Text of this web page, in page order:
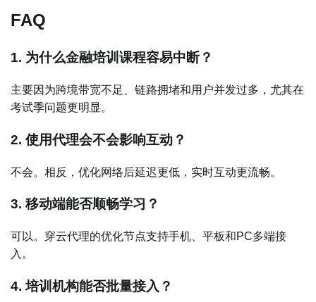
FAQ
1. 为什么金融培训课程容易中断？
主要因为跨境带宽不足、链路拥堵和用户并发过多，尤其在
考试季问题更明显。
2. 使用代理会不会影响互动？
不会。相反，优化网络后延迟更低，实时互动更流畅。
3. 移动端能否顺畅学习？
可以。穿云代理的优化节点支持手机、平板和PC多端接
入。
4. 培训机构能否批量接入？